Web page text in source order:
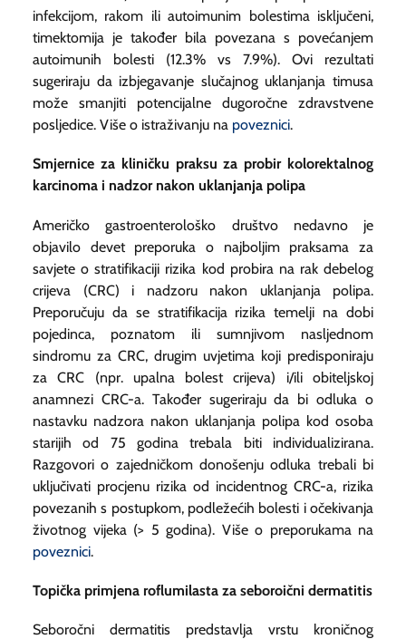
infekcijom, rakom ili autoimunim bolestima isključeni,
timektomija je također bila povezana s povećanjem
autoimunih bolesti (12.3% vs 7.9%). Ovi rezultati
sugeriraju da izbjegavanje slučajnog uklanjanja timusa
može smanjiti potencijalne dugoročne zdravstvene
posljedice. Više o istraživanju na poveznici.
Smjernice za kliničku praksu za probir kolorektalnog
karcinoma i nadzor nakon uklanjanja polipa
Američko gastroenterološko društvo nedavno je
objavilo devet preporuka o najboljim praksama za
savjete o stratifikaciji rizika kod probira na rak debelog
crijeva (CRC) i nadzoru nakon uklanjanja polipa.
Preporučuju da se stratifikacija rizika temelji na dobi
pojedinca, poznatom ili sumnjivom nasljednom
sindromu za CRC, drugim uvjetima koji predisponiraju
za CRC (npr. upalna bolest crijeva) i/ili obiteljskoj
anamnezi CRC-a. Također sugeriraju da bi odluka o
nastavku nadzora nakon uklanjanja polipa kod osoba
starijih od 75 godina trebala biti individualizirana.
Razgovori o zajedničkom donošenju odluka trebali bi
uključivati procjenu rizika od incidentnog CRC-a, rizika
povezanih s postupkom, podležećih bolesti i očekivanja
životnog vijeka (> 5 godina). Više o preporukama na
poveznici.
Topička primjena roflumilasta za seboroični dermatitis
Seboročni dermatitis predstavlja vrstu kroničnog